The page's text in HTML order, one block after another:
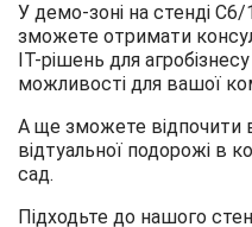
У демо-зоні на стенді C6/
зможете отримати
ІТ-рішень для
можливості для вашої
А ще зможете відпочити
відтуальної подорожі в
сад.
Підходьте до нашого